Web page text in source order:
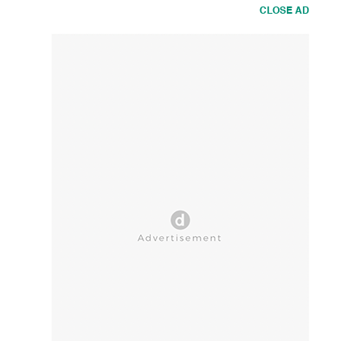
CLOSE AD